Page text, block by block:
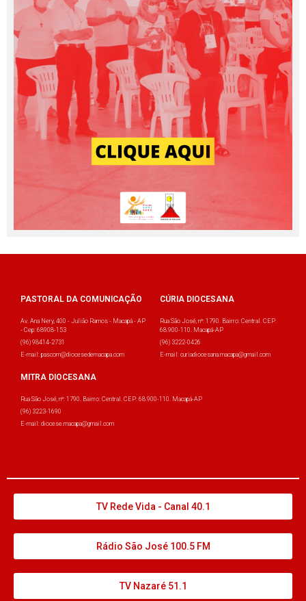
PASTORAL DA COMUNICAÇÃO
Av. Ana Nery, 400 - Julião Ramos - Macapá - AP
- Cep: 68908-153
(96) 98414-2731
E-mail: pascom@diocesedemacapa.com
CÚRIA DIOCESANA
Rua São José, nº: 1790. Bairro: Central. CEP:
68.900-110. Macapá-AP
(96) 3222-0426
E-mail: curiadiocesana.macapa@gmail.com
MITRA DIOCESANA
Rua São José, nº: 1790. Bairro: Central. CEP: 68.900-110. Macapá-AP
(96) 3223-1690
E-mail: diocese.macapa@gmail.com
TV Rede Vida - Canal 40.1
Rádio São José 100.5 FM
TV Nazaré 51.1